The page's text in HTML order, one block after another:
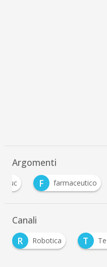
Argomenti
F farmaceutico
Canali
R
Robotica T